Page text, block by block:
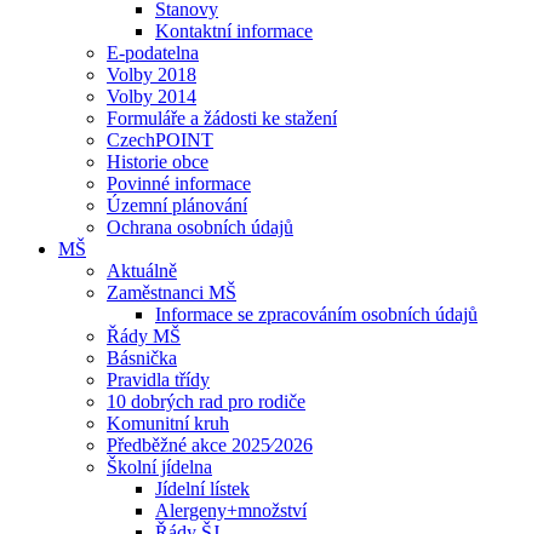
Stanovy
Kontaktní informace
E-podatelna
Volby 2018
Volby 2014
Formuláře a žádosti ke stažení
CzechPOINT
Historie obce
Povinné informace
Územní plánování
Ochrana osobních údajů
MŠ
Aktuálně
Zaměstnanci MŠ
Informace se zpracováním osobních údajů
Řády MŠ
Básnička
Pravidla třídy
10 dobrých rad pro rodiče
Komunitní kruh
Předběžné akce 2025⁄2026
Školní jídelna
Jídelní lístek
Alergeny+množství